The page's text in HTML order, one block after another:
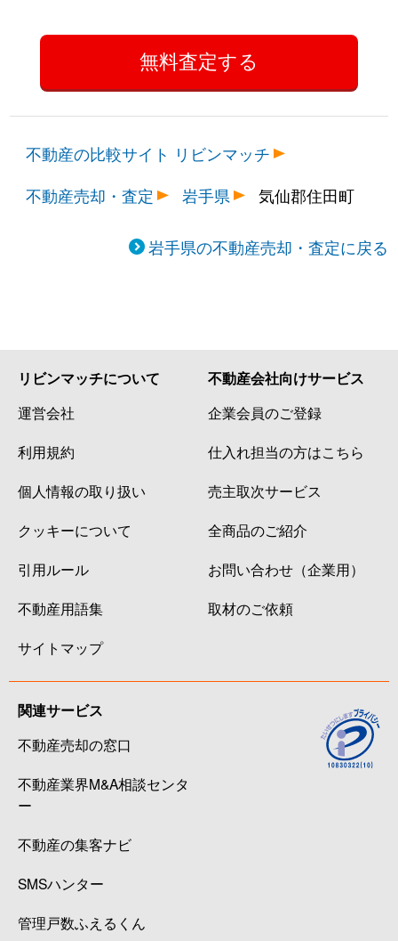
不動産の比較サイト リビンマッチ
不動産売却・査定
岩手県 気仙郡住田町
岩手県の不動産売却・査定に戻る
リビンマッチについて
運営会社
利用規約
個人情報の取り扱い
クッキーについて
引用ルール
不動産用語集
サイトマップ
不動産会社向けサービス
企業会員のご登録
仕入れ担当の方はこちら
売主取次サービス
全商品のご紹介
お問い合わせ（企業用）
取材のご依頼
関連サービス
不動産売却の窓口
不動産業界M&A相談センタ
ー
不動産の集客ナビ
SMSハンター
管理戸数ふえるくん